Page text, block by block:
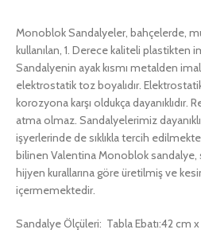
Monoblok Sandalyeler, bahçelerde,
kullanılan, 1. Derece kaliteli plastikten
Sandalyenin ayak kısmı metalden
elektrostatik toz boyalıdır.
korozyona karşı oldukça dayanıklıdır.
atma olmaz. Sandalyelerimiz
işyerlerinde de sıklıkla tercih
bilinen Valentina Monoblok sandalye,
hijyen kurallarına göre üretilmiş ve
içermemektedir.
Sandalye Ölçüleri: Tabla Ebatı:42 cm